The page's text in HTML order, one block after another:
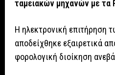
ταμειακών μηχανών με τα
Η ηλεκτρονική επιτήρηση
αποδείχθηκε εξαιρετικά
φορολογική διοίκηση